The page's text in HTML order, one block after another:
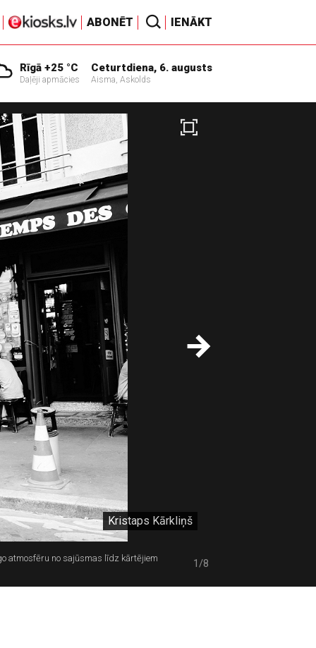
ABONĒT IENĀKT
Rīgā +25 °C
Daļēji apmācies
Ceturtdiena, 6. augusts
Aisma, Askolds
Kristaps Kārkliņš
atmosfēru no sajūsmas līdz kārtējiem
1/8